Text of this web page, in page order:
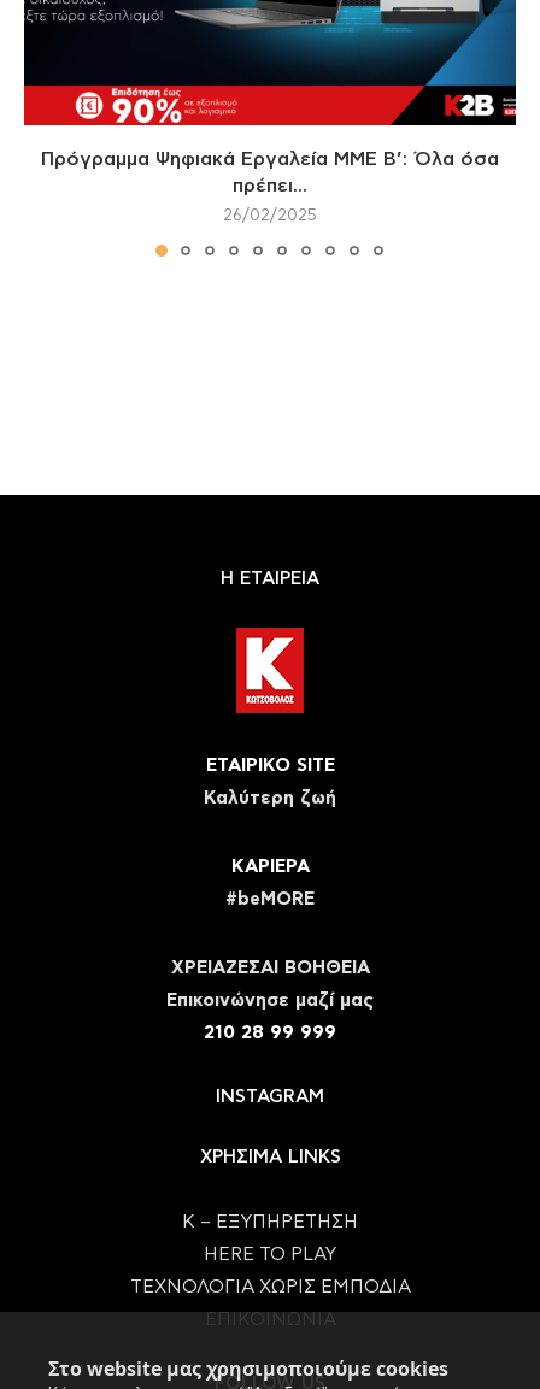
Στο website μας χρησιμοποιούμε cookies
Πρόγραμμα Ψηφιακά Εργαλεία ΜΜΕ Β’: Όλα όσα
πρέπει...
26/02/2025
Η ΕΤΑΙΡΕΙΑ
ΕΤΑΙΡΙΚΟ SITE
Καλύτερη ζωή
ΚΑΡΙΕΡΑ
#beMORE
ΧΡΕΙΑΖΕΣΑΙ ΒΟΗΘΕΙΑ
Eπικοινώνησε μαζί μας
210 28 99 999
INSTAGRAM
ΧΡΗΣΙΜΑ LINKS
Κ – ΕΞΥΠΗΡΕΤΗΣΗ
HERE TO PLAY
ΤΕΧΝΟΛΟΓΙΑ ΧΩΡΙΣ ΕΜΠΟΔΙΑ
FOLLOW US